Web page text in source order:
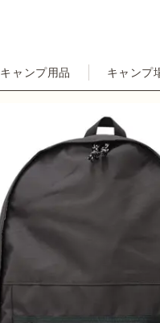
キャンプ用品 キャンプ